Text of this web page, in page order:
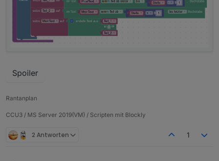
Spoiler
Rantanplan
CCU3 / MS Server 2019(VM) / Scripten mit Blockly
2 Antworten 1